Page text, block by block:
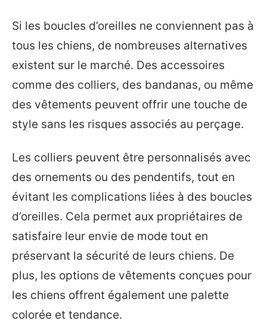
Si les boucles d’oreilles ne conviennent pas à
tous les chiens, de nombreuses alternatives
existent sur le marché. Des accessoires
comme des colliers, des bandanas, ou même
des vêtements peuvent offrir une touche de
style sans les risques associés au perçage.
Les colliers peuvent être personnalisés avec
des ornements ou des pendentifs, tout en
évitant les complications liées à des boucles
d’oreilles. Cela permet aux propriétaires de
satisfaire leur envie de mode tout en
préservant la sécurité de leurs chiens. De
plus, les options de vêtements conçues pour
les chiens offrent également une palette
colorée et tendance.